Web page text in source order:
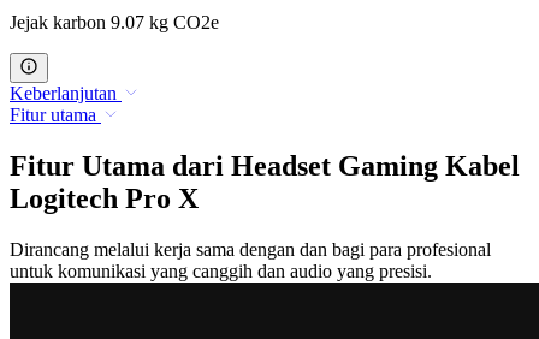
Jejak karbon 9.07 kg CO2e
Keberlanjutan
Fitur utama
Fitur Utama dari Headset Gaming Kabel
Logitech Pro X
Dirancang melalui kerja sama dengan dan bagi para profesional
untuk komunikasi yang canggih dan audio yang presisi.